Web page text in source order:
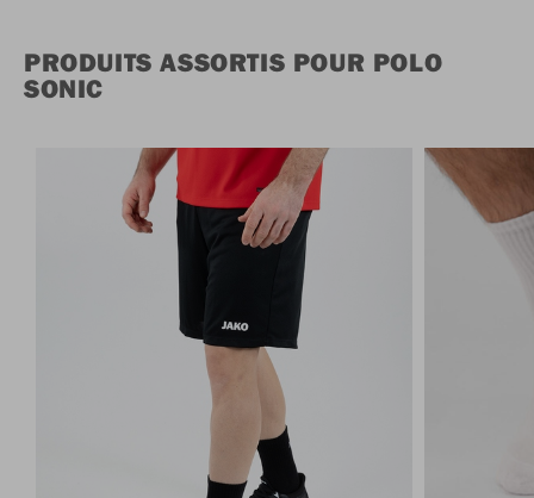
PRODUITS ASSORTIS POUR POLO
SONIC